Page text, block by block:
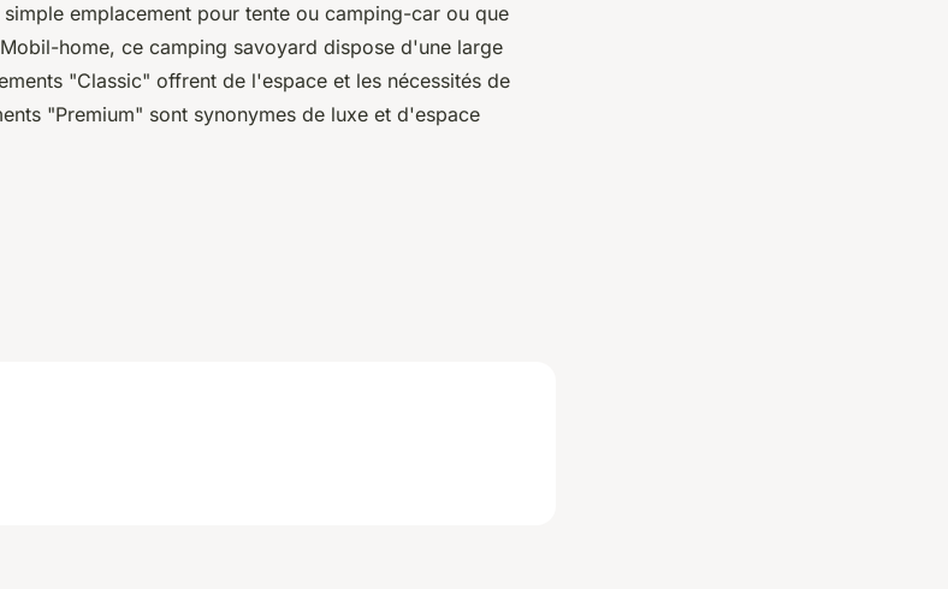
emplacement pour tente ou camping-car ou que
home, ce camping savoyard dispose d'une large
"Classic" offrent de l'espace et les nécessités de
"Premium" sont synonymes de luxe et d'espace